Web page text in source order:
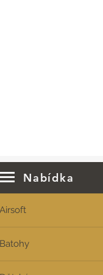
Nabídka
Airsoft
Batohy